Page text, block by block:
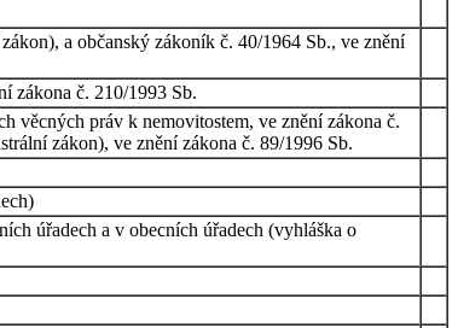
a občanský zákoník č. 40/1964 Sb., ve znění
zákona č. 210/1993 Sb.
věcných práv k nemovitostem, ve znění zákona č.
zákon), ve znění zákona č. 89/1996 Sb.
úřadech a v obecních úřadech (vyhláška o